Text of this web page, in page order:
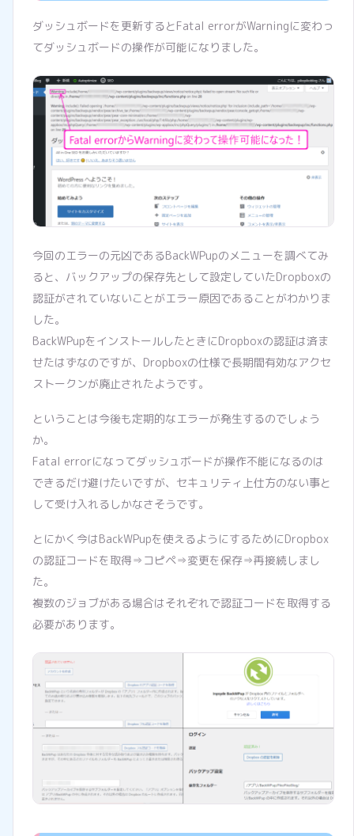
ダッシュボードを更新するとFatal errorがWarningに変わっ
てダッシュボードの操作が可能になりました。
今回のエラーの元凶であるBackWPupのメニューを調べてみ
ると、バックアップの保存先として設定していたDropboxの
認証がされていないことがエラー原因であることがわかりま
した。
BackWPupをインストールしたときにDropboxの認証は済ま
せたはずなのですが、Dropboxの仕様で長期間有効なアクセ
ストークンが廃止されたようです。
ということは今後も定期的なエラーが発生するのでしょう
か。
Fatal errorになってダッシュボードが操作不能になるのは
できるだけ避けたいですが、セキュリティ上仕方のない事と
して受け入れるしかなさそうです。
とにかく今はBackWPupを使えるようにするためにDropbox
の認証コードを取得⇒コピペ⇒変更を保存⇒再接続しまし
た。
複数のジョブがある場合はそれぞれで認証コードを取得する
必要があります。